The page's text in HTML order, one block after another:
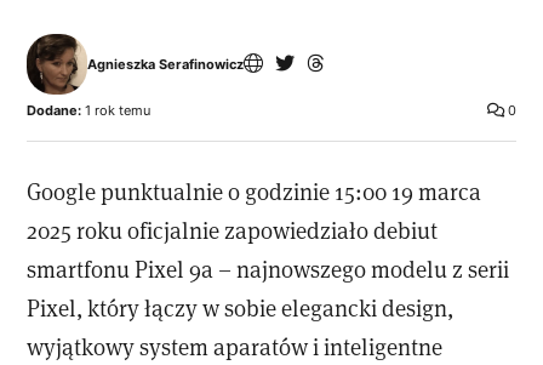
Agnieszka Serafinowicz
0
Dodane: 1 rok temu
Google punktualnie o godzinie 15:00 19 marca
2025 roku oficjalnie zapowiedziało debiut
smartfonu Pixel 9a – najnowszego modelu z serii
Pixel, który łączy w sobie elegancki design,
wyjątkowy system aparatów i inteligentne